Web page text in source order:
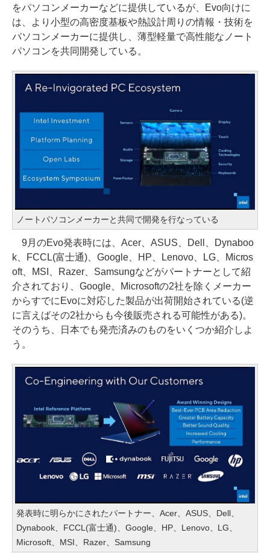
をパソコンメーカーなどに提供しているが、Evo向けに
は、より小型の高密度基板や熱設計周りの情報・技術を
パソコンメーカーに提供し、薄型軽量で高性能なノート
パソコンを共同開発している。
ノートパソコンメーカーと共同で開発を行なっている
9月のEvo発表時には、Acer、ASUS、Dell、Dynaboo
k、FCCL(富士通)、Google、HP、Lenovo、LG、Micros
oft、MSI、Razer、Samsungなどがパートナーとして紹
介されており、Google、Microsoftの2社を除くメーカー
からすでにEvoに対応した製品が出荷開始されている(逆
に言えばその2社からも今後販売される可能性がある)。
そのうち、日本でも発売済みのものをいくつか紹介しよ
う。
発表時に明らかにされたパートナー、Acer、ASUS、Dell、
Dynabook、FCCL(富士通)、Google、HP、Lenovo、LG、
Microsoft、MSI、Razer、Samsung